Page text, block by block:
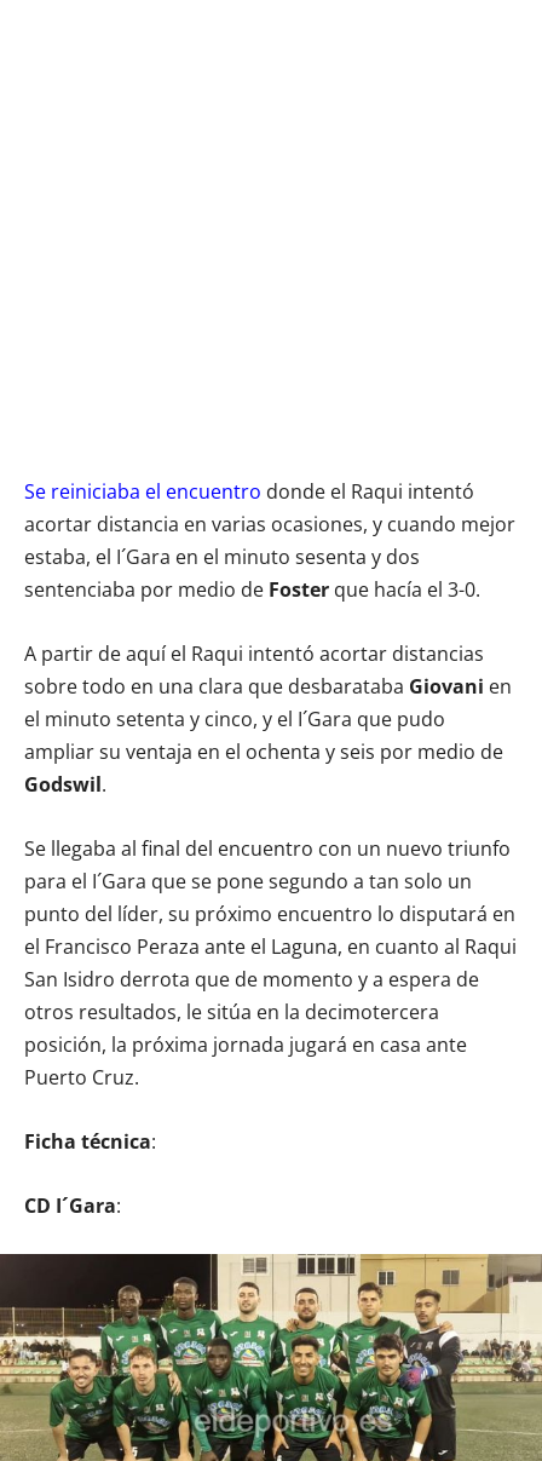
Se reiniciaba el encuentro donde el Raqui intentó
acortar distancia en varias ocasiones, y cuando mejor
estaba, el I´Gara en el minuto sesenta y dos
sentenciaba por medio de Foster que hacía el 3-0.
A partir de aquí el Raqui intentó acortar distancias
sobre todo en una clara que desbarataba Giovani en
el minuto setenta y cinco, y el I´Gara que pudo
ampliar su ventaja en el ochenta y seis por medio de
Godswil.
Se llegaba al final del encuentro con un nuevo triunfo
para el I´Gara que se pone segundo a tan solo un
punto del líder, su próximo encuentro lo disputará en
el Francisco Peraza ante el Laguna, en cuanto al Raqui
San Isidro derrota que de momento y a espera de
otros resultados, le sitúa en la decimotercera
posición, la próxima jornada jugará en casa ante
Puerto Cruz.
Ficha técnica:
CD I´Gara: